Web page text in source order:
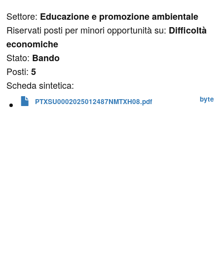
Settore: Educazione e promozione ambientale
Riservati posti per minori opportunità su: Difficoltà
economiche
Stato: Bando
Posti:5
Scheda sintetica:
PTXSU0002025012487NMTXH08.pdf byte